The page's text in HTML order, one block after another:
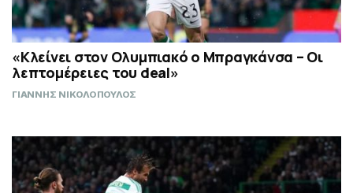
«Κλείνει στον Ολυμπιακό ο Μπραγκάνσα – Οι
λεπτομέρειες του deal»
ΓΙΑΝΝΗΣ ΝΙΚΟΛΟΠΟΥΛΟΣ